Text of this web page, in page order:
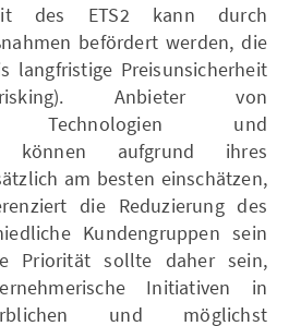
des ETS2 kann durch
befördert werden, die
langfristige Preisunsicherheit
risking). Anbieter von
Technologien und
können aufgrund ihres
am besten einschätzen,
die Reduzierung des
Kundengruppen sein
Priorität sollte daher sein,
Initiativen in
und möglichst